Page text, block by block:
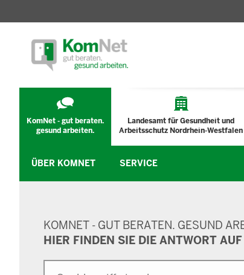
KomNet - gut beraten.
gesund arbeiten.
Landesamt für Gesundheit und
Arbeitsschutz Nordrhein-Westfalen
ÜBER KOMNET SERVICE
KOMNET - GUT BERATEN. GESUND
HIER FINDEN SIE DIE ANTWORT